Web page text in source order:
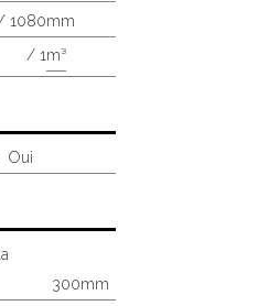
1080mm
1m³
Oui
300mm